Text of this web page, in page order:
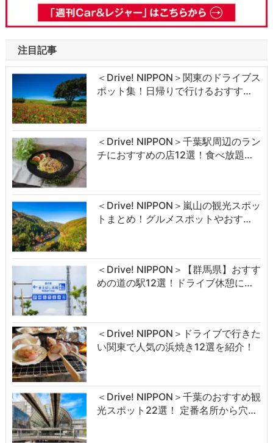
注目記事
＜Drive! NIPPON＞関東のドライブス
ポット集！日帰りで行けるおすす…
＜Drive! NIPPON＞千葉駅周辺のラン
チにおすすめの店12選！食べ放題…
＜Drive! NIPPON＞嵐山の観光スポッ
トまとめ！グルメスポットやおす…
＜Drive! NIPPON＞【群馬県】おすす
めの道の駅12選！ドライブ休憩に…
＜Drive! NIPPON＞ドライブで行きた
い関東で人気の浜焼き12選を紹介！
＜Drive! NIPPON＞千葉のおすすめ観
光スポット22選！ 定番名所から穴…